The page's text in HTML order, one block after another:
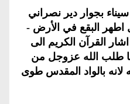
بجوار دير نصراني
اطهر البقع في الأرض -
القرآن الكريم الى
طلب الله عزوجل من
لانه بالواد المقدس طوى